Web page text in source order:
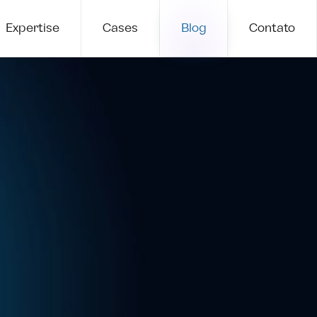
Expertise Cases Blog Contato